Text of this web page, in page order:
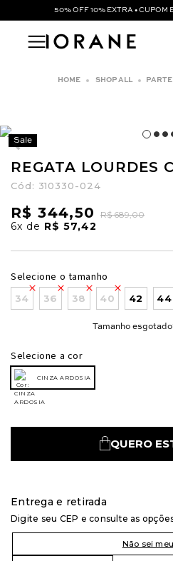
50% OFF 10% EXTRA • CUPOM
SHOP ALL
Sale
REGATA LOURDES
Cód: 310330-024
R$ 344,50 R$ 689,00
6x de R$ 57,42
Selecione o tamanho
34 36 38 40 42 44
Tamanho
Selecione a cor
CINZA ARDOSIA
QUERO
Entrega e retirada
Digite seu CEP e consulte as
Não sei